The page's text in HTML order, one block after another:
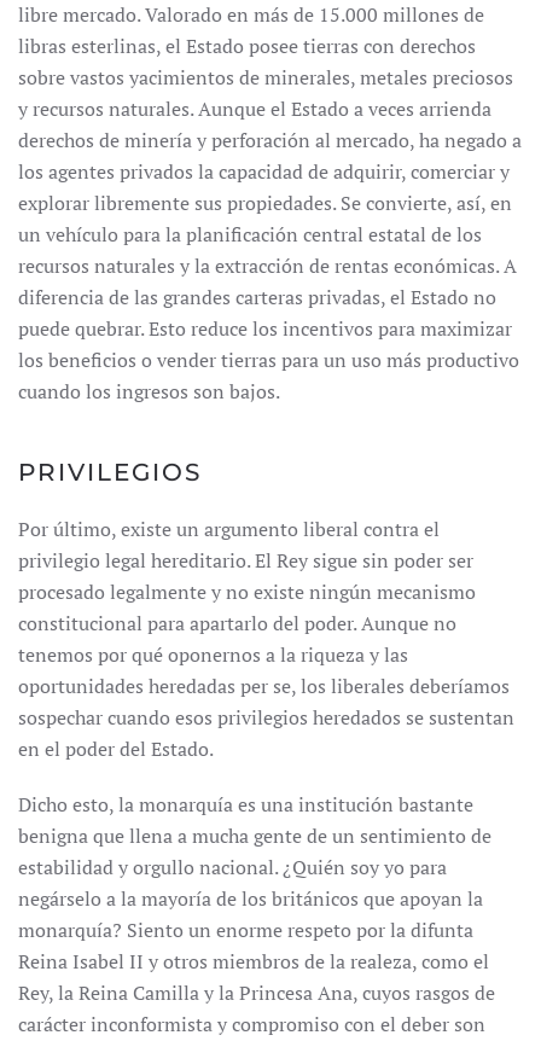
libre mercado. Valorado en más de 15.000 millones de
libras esterlinas, el Estado posee tierras con derechos
sobre vastos yacimientos de minerales, metales preciosos
y recursos naturales. Aunque el Estado a veces arrienda
derechos de minería y perforación al mercado, ha negado a
los agentes privados la capacidad de adquirir, comerciar y
explorar libremente sus propiedades. Se convierte, así, en
un vehículo para la planificación central estatal de los
recursos naturales y la extracción de rentas económicas. A
diferencia de las grandes carteras privadas, el Estado no
puede quebrar. Esto reduce los incentivos para maximizar
los beneficios o vender tierras para un uso más productivo
cuando los ingresos son bajos.
PRIVILEGIOS
Por último, existe un argumento liberal contra el
privilegio legal hereditario. El Rey sigue sin poder ser
procesado legalmente y no existe ningún mecanismo
constitucional para apartarlo del poder. Aunque no
tenemos por qué oponernos a la riqueza y las
oportunidades heredadas per se, los liberales deberíamos
sospechar cuando esos privilegios heredados se sustentan
en el poder del Estado.
Dicho esto, la monarquía es una institución bastante
benigna que llena a mucha gente de un sentimiento de
estabilidad y orgullo nacional. ¿Quién soy yo para
negárselo a la mayoría de los británicos que apoyan la
monarquía? Siento un enorme respeto por la difunta
Reina Isabel II y otros miembros de la realeza, como el
Rey, la Reina Camilla y la Princesa Ana, cuyos rasgos de
carácter inconformista y compromiso con el deber son